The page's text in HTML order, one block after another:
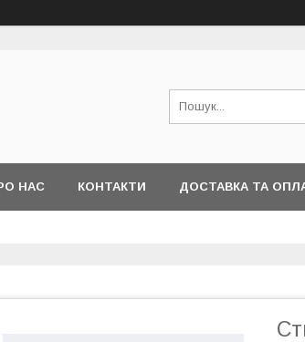
НАС КОНТАКТИ ДОСТАВКА ТА